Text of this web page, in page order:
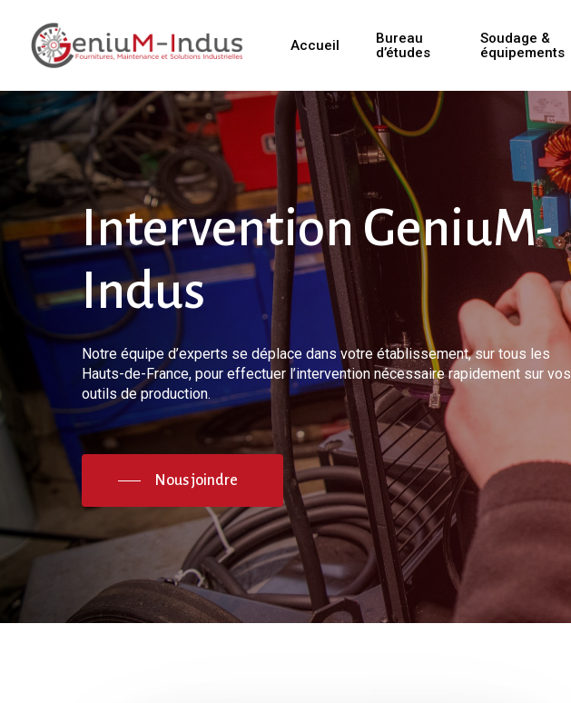
content
Accueil
Bureau
d’études
Soudage &
équipements
Intervention GeniuM-
Indus
Notre équipe d’experts se déplace dans votre établissement, sur tous les
Hauts-de-France, pour effectuer l’intervention nécessaire rapidement sur vos
outils de production.
Nous joindre